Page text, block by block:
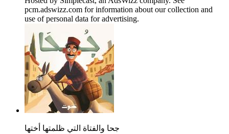
pcm.adswizz.com for information about our collection and
use of personal data for advertising.
جحا والفتاة التي ظلمتها أختها